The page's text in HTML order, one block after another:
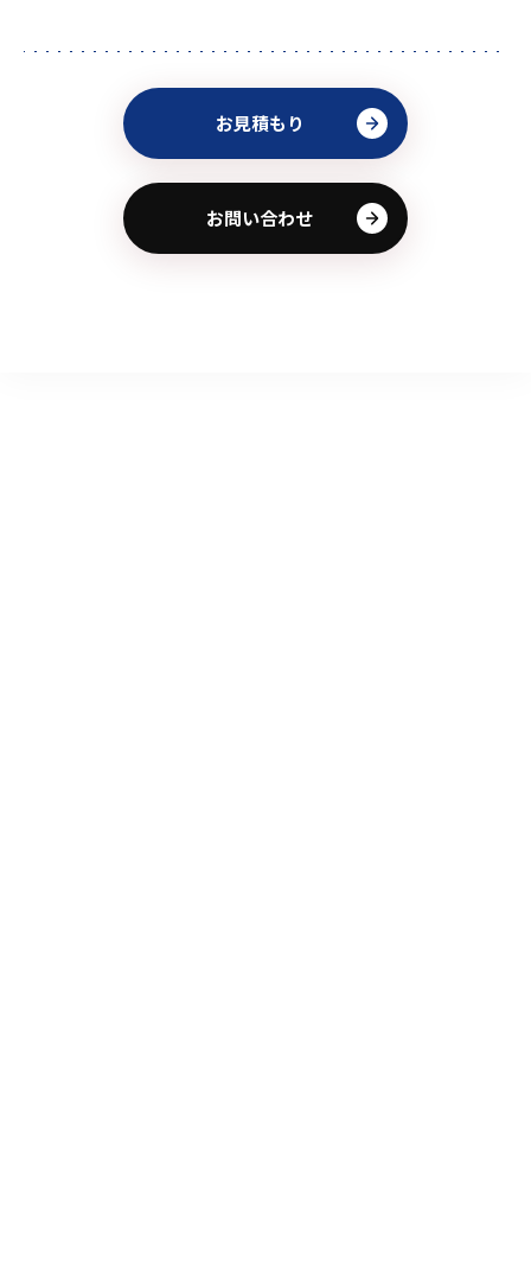
お見積もり
お問い合わせ